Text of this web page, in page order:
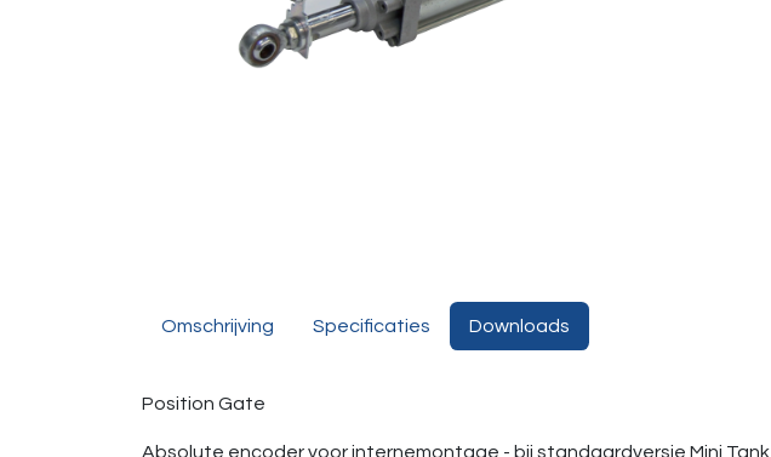
Omschrijving Specificaties Downloads
Position Gate
Absolute encoder voor internemontage - bij standaardversie Mini Tank